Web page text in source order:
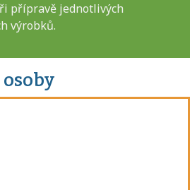
přípravě jednotlivých
výrobků.